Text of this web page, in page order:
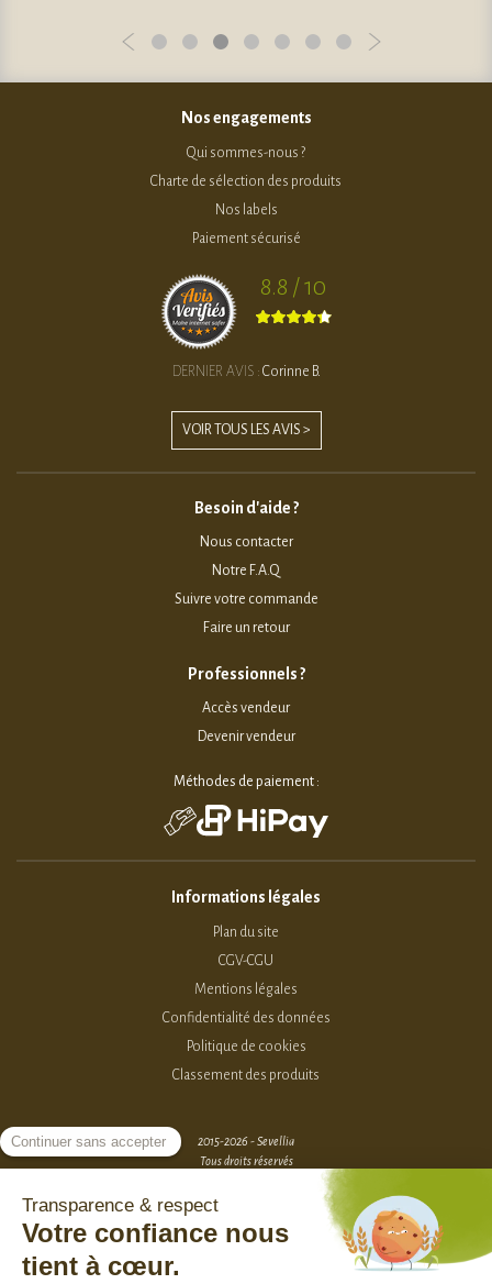
Nos engagements
Qui sommes-nous ?
Charte de sélection des produits
Nos labels
Paiement sécurisé
8.8 / 10
DERNIER AVIS : Corinne B.
VOIR TOUS LES AVIS >
Besoin d'aide ?
Nous contacter
Notre F.A.Q
Suivre votre commande
Faire un retour
Professionnels ?
Accès vendeur
Devenir vendeur
Méthodes de paiement :
Informations légales
Plan du site
CGV-CGU
Mentions légales
Confidentialité des données
Politique de cookies
Classement des produits
2015-2026 - Sevellia
Tous droits réservés
ACCÈS VENDEURS